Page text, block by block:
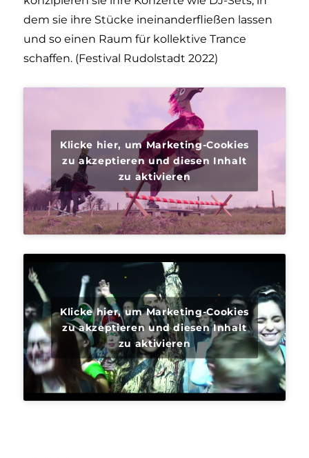
dem sie ihre Stücke ineinanderfließen lassen
und so einen Raum für kollektive Trance
schaffen. (Festival Rudolstadt 2022)
Klicke hier, um Marketing-Cookies
zu akzeptieren und diesen Inhalt
zu aktivieren
Klicke hier, um Marketing-Cookies
zu akzeptieren und diesen Inhalt
zu aktivieren